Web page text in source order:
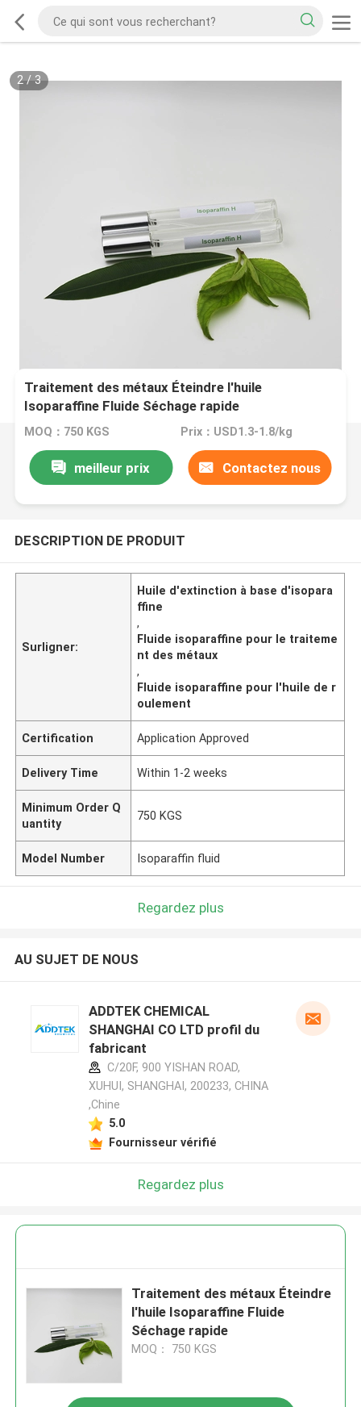
2/3
Traitement des métaux Éteindre l'huile
Isoparaffine Fluide Séchage rapide
MOQ：750 KGS Prix：USD1.3-1.8/kg
meilleur prix Contactez nous
DESCRIPTION DE PRODUIT
Surligner:
Huile d'extinction à base d'isopara
ffine
,
Fluide isoparaffine pour le traiteme
nt des métaux
,
Fluide isoparaffine pour l'huile de r
oulement
Certification Application Approved
Delivery Time Within 1-2 weeks
Minimum Order Q
uantity
750 KGS
Model Number Isoparaffin fluid
Regardez plus
AU SUJET DE NOUS
ADDTEK CHEMICAL
SHANGHAI CO LTD profil du
fabricant
C/20F, 900 YISHAN ROAD,
XUHUI, SHANGHAI, 200233, CHINA
,Chine
5.0
Fournisseur vérifié
Regardez plus
Traitement des métaux Éteindre
l'huile Isoparaffine Fluide
Séchage rapide
MOQ： 750 KGS